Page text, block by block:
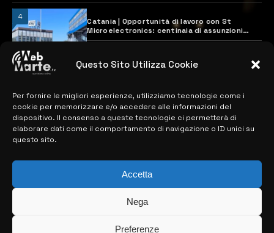
Questo Sito Utilizza Cookie
Per fornire le migliori esperienze, utilizziamo tecnologie come i
cookie per memorizzare e/o accedere alle informazioni del
dispositivo. Il consenso a queste tecnologie ci permetterà di
elaborare dati come il comportamento di navigazione o ID unici su
questo sito.
Accetta
Nega
Preferenze
4
Catania | Opportunità di lavoro con St
Microelectronics: centinaia di assunzioni
previste
MAPPA DEL SITO
> NOTIZIE